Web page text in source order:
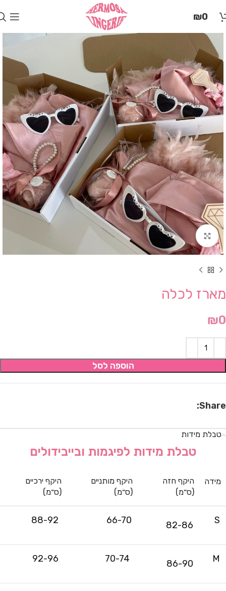
זֶה
מַעֲרֶכֶת
"המרכז
הישראלי
לְהַנְגָּשָׁת
אָתָרִים".
הַמְּסַיַּעַת
לִנְגִישׁוּת
הָאֲתָר.
לִפְתִיחַת
תַּפְרִיט
הֵנְּגִישׁוּת
לְחַץ
ALT+0
₪0
Click to enlarge
מארז לכלה
₪0
הוספה לסל
Share:
טבלת מידות
טבלת מידות לפיגמות ובייבידולים
מידה
היקף חזה
(ס״מ)
היקף מותניים
(ס״מ)
היקף ירכיים
(ס״מ)
S
82-86
66-70
M
86-90